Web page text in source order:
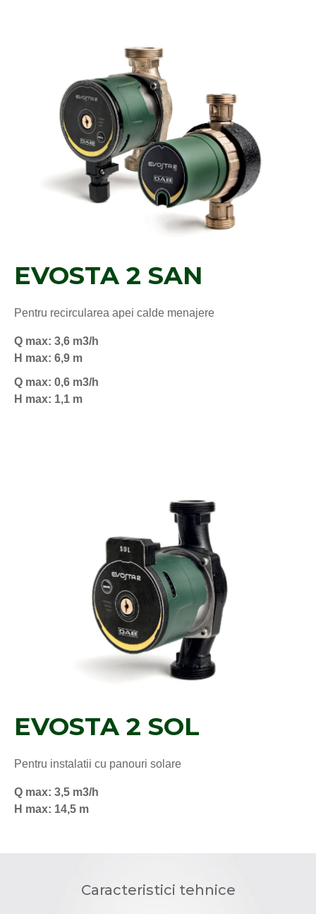
EVOSTA 2 SAN
Pentru recircularea apei calde menajere
Q max: 3,6 m3/h
H max: 6,9 m
Q max: 0,6 m3/h
H max: 1,1 m
EVOSTA 2 SOL
Pentru instalatii cu panouri solare
Q max: 3,5 m3/h
H max: 14,5 m
Caracteristici tehnice